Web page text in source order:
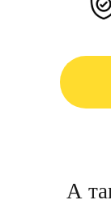
А